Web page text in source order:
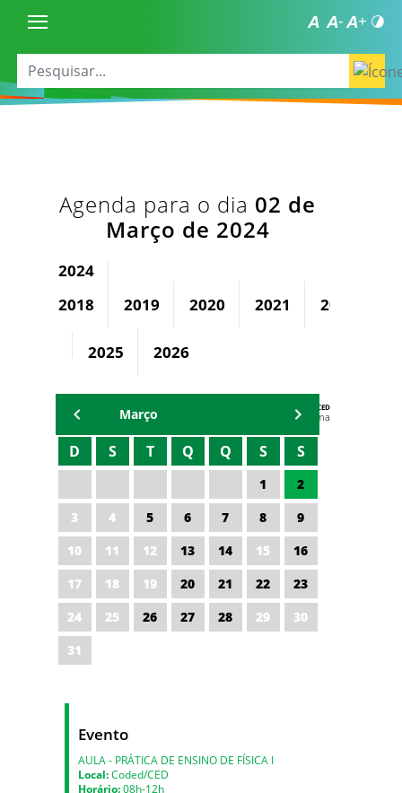
Agenda para o dia 02 de
Março de 2024
2024
2018
2019 2020 2021 2022
2025 2026
AGENDA DA CODED/CED
Vagna Lima
Março
D S T Q Q S S
1
2
3
4 5 6 7 8
9
10
11 12 13 14 15
16
17
18 19 20 21 22
23
24
25 26 27 28 29
30
31
Evento
AULA - PRÁTICA DE ENSINO DE FÍSICA I
Local:Coded/CED
Horário:08h-12h